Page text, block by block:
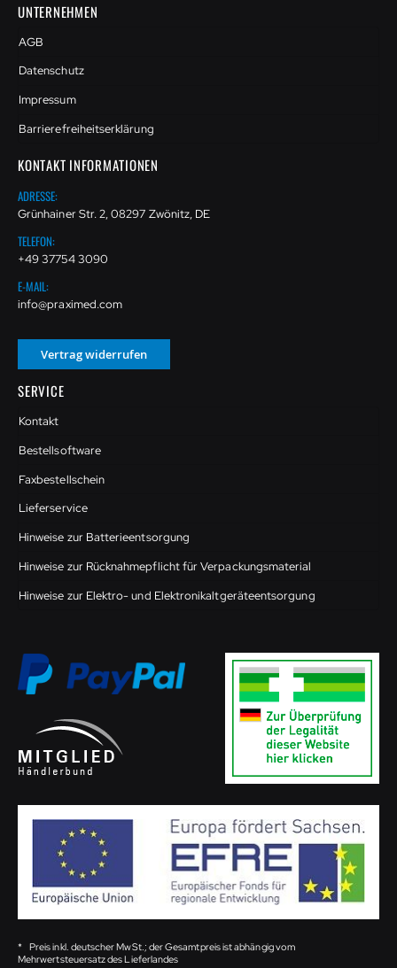
UNTERNEHMEN
AGB
Datenschutz
Impressum
Barrierefreiheitserklärung
KONTAKT INFORMATIONEN
ADRESSE:
Grünhainer Str. 2, 08297 Zwönitz, DE
TELEFON:
+49 37754 3090
E-MAIL:
info@praximed.com
Vertrag widerrufen
SERVICE
Kontakt
Bestellsoftware
Faxbestellschein
Lieferservice
Hinweise zur Batterieentsorgung
Hinweise zur Rücknahmepflicht für Verpackungsmaterial
Hinweise zur Elektro- und Elektronikaltgeräteentsorgung
* Preis inkl. deutscher MwSt.; der Gesamtpreis ist abhängig vom
Mehrwertsteuersatz des Lieferlandes